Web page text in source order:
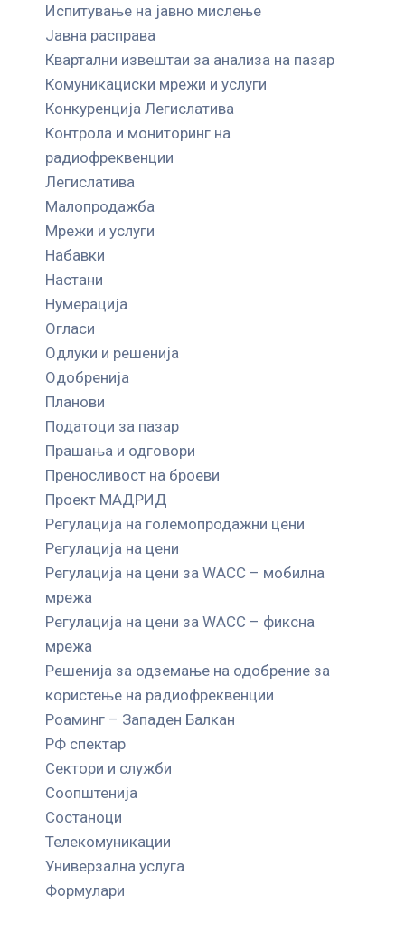
Испитување на јавно мислење
Јавна расправа
Квартални извештаи за анализа на пазар
Комуникациски мрежи и услуги
Конкуренција Легислатива
Контрола и мониторинг на
радиофреквенции
Легислатива
Малопродажба
Мрежи и услуги
Набавки
Настани
Нумерација
Огласи
Одлуки и решенија
Одобренија
Планови
Податоци за пазар
Прашања и одговори
Преносливост на броеви
Проект МАДРИД
Регулација на големопродажни цени
Регулација на цени
Регулација на цени за WACC – мобилна
мрежа
Регулација на цени за WACC – фиксна
мрежа
Решенија за одземање на одобрение за
користење на радиофреквенции
Роаминг – Западен Балкан
РФ спектар
Сектори и служби
Соопштенија
Состаноци
Телекомуникации
Универзална услуга
Формулари